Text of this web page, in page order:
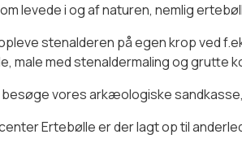
levede i og af naturen, nemlig
stenalderen på egen krop ved
male med stenaldermaling og grutte
besøge vores arkæologiske
Ertebølle er der lagt op til